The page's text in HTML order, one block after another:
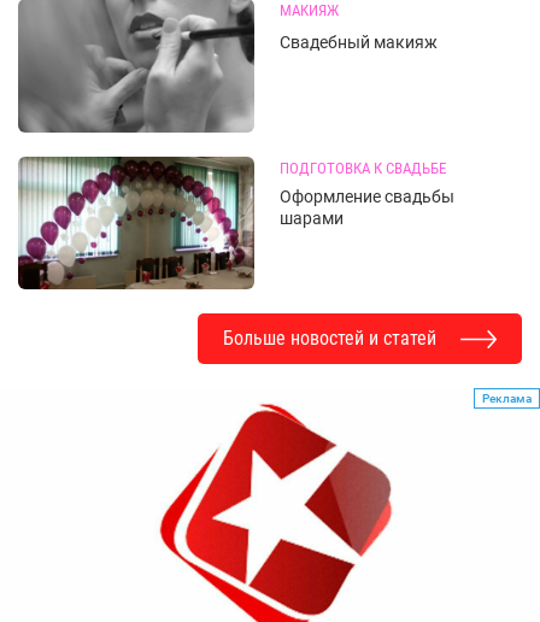
МАКИЯЖ
Свадебный макияж
ПОДГОТОВКА К СВАДЬБЕ
Оформление свадьбы
шарами
Больше новостей и статей
Реклама